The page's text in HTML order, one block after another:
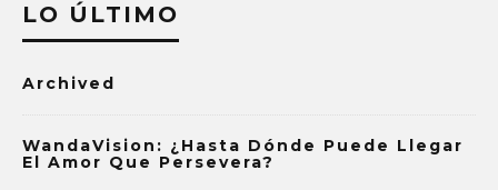
LO ÚLTIMO
Archived
WandaVision: ¿Hasta Dónde Puede Llegar
El Amor Que Persevera?